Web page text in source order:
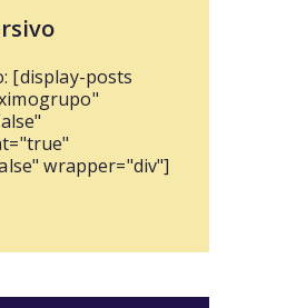
[display-posts
wrapper="div"]